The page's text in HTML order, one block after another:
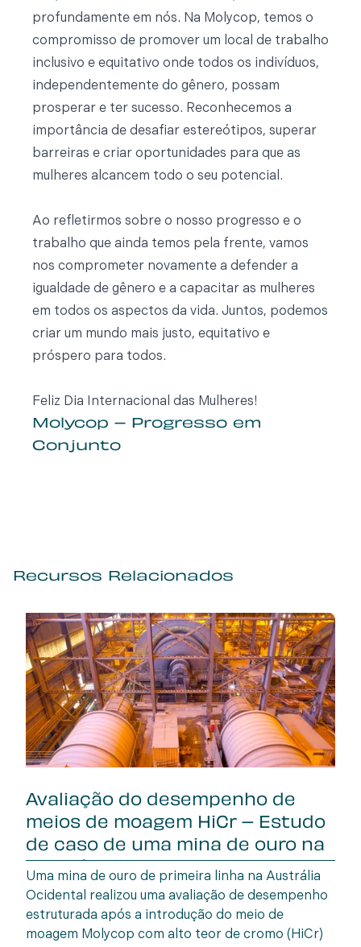
profundamente em nós. Na Molycop, temos o
compromisso de promover um local de trabalho
inclusivo e equitativo onde todos os indivíduos,
independentemente do gênero, possam
prosperar e ter sucesso. Reconhecemos a
importância de desafiar estereótipos, superar
barreiras e criar oportunidades para que as
mulheres alcancem todo o seu potencial.
Ao refletirmos sobre o nosso progresso e o
trabalho que ainda temos pela frente, vamos
nos comprometer novamente a defender a
igualdade de gênero e a capacitar as mulheres
em todos os aspectos da vida. Juntos, podemos
criar um mundo mais justo, equitativo e
próspero para todos.
Feliz Dia Internacional das Mulheres!
Molycop – Progresso em
Conjunto
Recursos Relacionados
Avaliação do desempenho de
meios de moagem HiCr – Estudo
de caso de uma mina de ouro na
Austrália Oc
Uma mina de ouro de primeira linha na Austrália
Ocidental realizou uma avaliação de desempenho
estruturada após a introdução do meio de
moagem Molycop com alto teor de cromo (HiCr)